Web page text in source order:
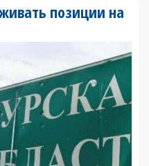
позиции на